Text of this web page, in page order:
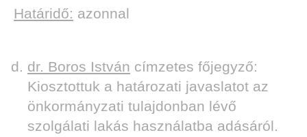
Határidő: azonnal
dr. Boros István címzetes főjegyző:
Kiosztottuk a határozati javaslatot az
önkormányzati tulajdonban lévő
szolgálati lakás használatba adásáról.